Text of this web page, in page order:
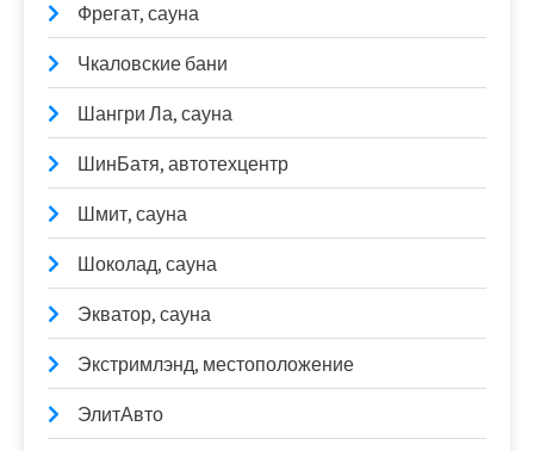
Фрегат, сауна
Чкаловские бани
Шангри Ла, сауна
ШинБатя, автотехцентр
Шмит, сауна
Шоколад, сауна
Экватор, сауна
Экстримлэнд, местоположение
ЭлитАвто